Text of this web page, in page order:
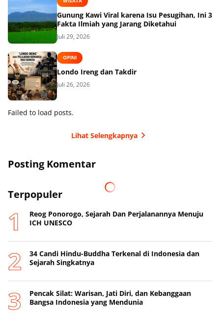
Gunung Kawi Viral karena Isu Pesugihan, Ini 3
Fakta Ilmiah yang Jarang Diketahui
Juli 29, 2026
OPINI
Londo Ireng dan Takdir
Juli 26, 2026
Failed to load posts.
Lihat Selengkapnya
Posting Komentar
Terpopuler
Reog Ponorogo, Sejarah Dan Perjalanannya Menuju
ICH UNESCO
34 Candi Hindu-Buddha Terkenal di Indonesia dan
Sejarah Singkatnya
Pencak Silat: Warisan, Jati Diri, dan Kebanggaan
Bangsa Indonesia yang Mendunia